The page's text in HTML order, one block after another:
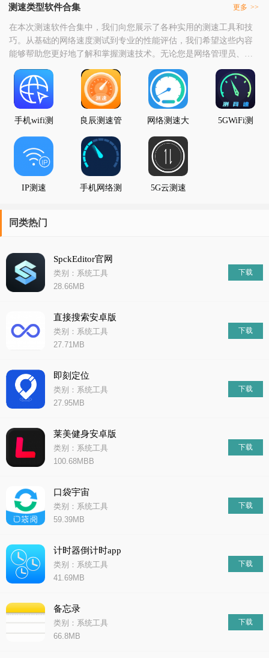
测速类型软件合集 更多 >>
在本次测速软件合集中，我们向您展示了各种实用的测速工具和技
巧。从基础的网络速度测试到专业的性能评估，我们希望这些内容
能够帮助您更好地了解和掌握测速技术。无论您是网络管理员、学
生还是对网络性能有需求的用户，本合集都为您提供了丰富的资源
和实用的指导。通过学习这些测速软件的使用，您可以更好地了解
您的网络状况，优化您的网络体验，甚至提高您的工作效率。当
然，测速技术是一个不断发展的领域，新的工具和技术层出不
手机wifi测
良辰测速管
网络测速大
5GWiFi测
IP测速
手机网络测
5G云测速
同类热门
SpckEditor官网
类别：系统工具
28.66MB
下载
直接搜索安卓版
类别：系统工具
27.71MB
下载
即刻定位
类别：系统工具
27.95MB
下载
莱美健身安卓版
类别：系统工具
100.68MBB
下载
口袋宇宙
类别：系统工具
59.39MB
下载
计时器倒计时app
类别：系统工具
41.69MB
下载
备忘录
类别：系统工具
66.8MB
下载